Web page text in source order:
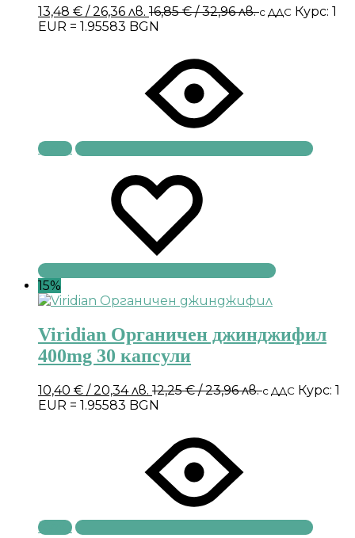
13,48 € / 26,36 лв. 16,85€/ 32,96 лв.с ДДС Курс: 1
EUR = 1.95583 BGN
Купи
15%
Viridian Органичен джинджифил
400mg 30 капсули
10,40 € / 20,34 лв. 12,25€/ 23,96 лв.с ДДС Курс: 1
EUR = 1.95583 BGN
Купи